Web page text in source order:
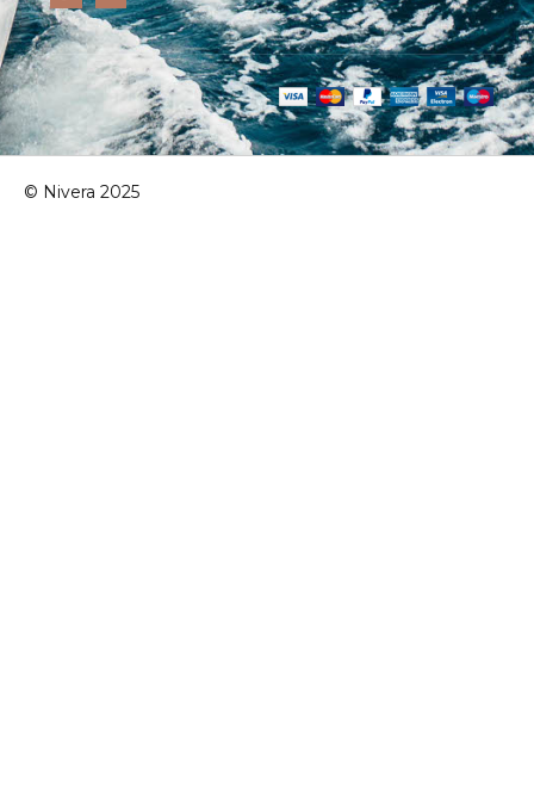
© Nivera 2025